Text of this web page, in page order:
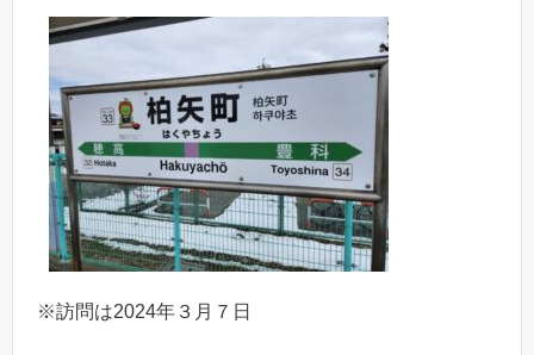
※訪問は2024年３月７日